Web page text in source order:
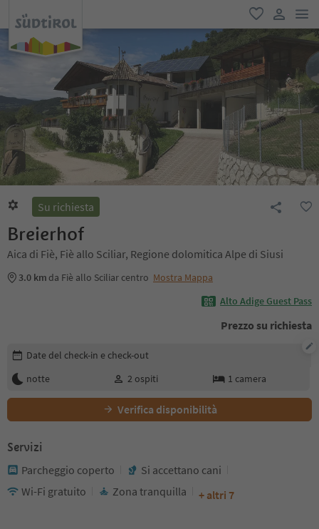
favoriti
user link
Su richiesta
Breierhof
Aica di Fiè, Fiè allo Sciliar, Regione dolomitica Alpe di Siusi
3.0 km da Fiè allo Sciliar centro Mostra Mappa
Alto Adige Guest Pass
Prezzo su richiesta
Modifica i dettagli della prenotazione
Date del check-in e check-out
notte
2 ospiti 1 camera
Verifica disponibilità
Servizi
Parcheggio coperto
Si accettano cani
Wi-Fi gratuito
Zona tranquilla + altri 7